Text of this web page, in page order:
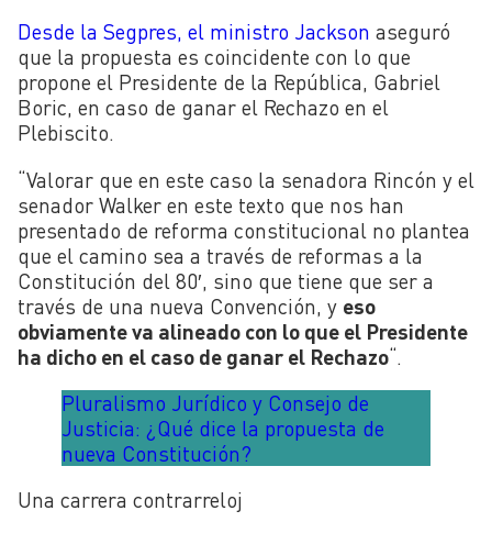
Desde la Segpres, el ministro Jackson aseguró
que la propuesta es coincidente con lo que
propone el Presidente de la República, Gabriel
Boric, en caso de ganar el Rechazo en el
Plebiscito.
“Valorar que en este caso la senadora Rincón y el
senador Walker en este texto que nos han
presentado de reforma constitucional no plantea
que el camino sea a través de reformas a la
Constitución del 80′, sino que tiene que ser a
través de una nueva Convención, y eso
obviamente va alineado con lo que el Presidente
ha dicho en el caso de ganar el Rechazo“.
Pluralismo Jurídico y Consejo de
Justicia: ¿Qué dice la propuesta de
nueva Constitución?
Una carrera contrarreloj